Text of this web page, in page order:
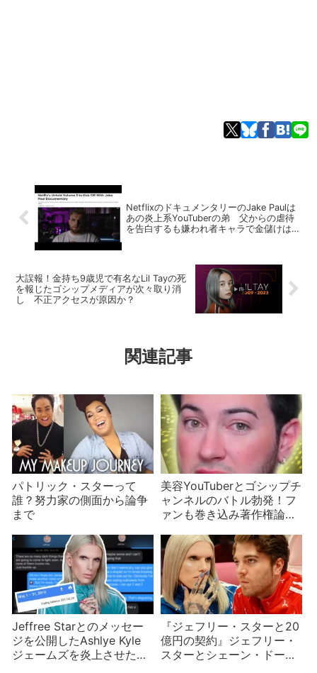
NetflixのドキュメンタリーのJake Paulは
あの炎上系YouTuberの弟 父からの虐待
を告白するも嫌われ者キャラで金儲けは継
大誤報！金持ち9歳児で有名なLil Tayの死
を報じたゴシップメディアが次々取り消
し 不正アクセスが原因か？
関連記事
パトリック・スターって
誰？努力家の側面から論争
まで
美容YouTuberとゴシップチ
ャンネルのバトル勃発！フ
ァンも巻き込み著作権論争
Jeffree Starとのメッセー
ジを公開したAshlye Kyle
ジェームズを炎上させたの
『ジェフリー・スターと20
億円の契約』ジェフリー・
スターとシェーン・ドーソ